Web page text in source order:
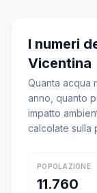
I numeri
Vicentina
Quanta acqua
anno, quanto
impatto
calcolate sulla
POPOLAZIONE
11.760